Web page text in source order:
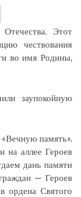
Этот
чествования
во имя Родины,
заупокойную
память».
аллее Героев
дань памяти
— Героев
ордена Святого